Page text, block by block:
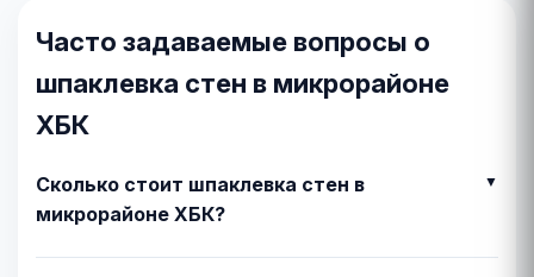
Часто задаваемые вопросы о
шпаклевка стен в микрорайоне
ХБК
Сколько стоит шпаклевка стен в
микрорайоне ХБК?